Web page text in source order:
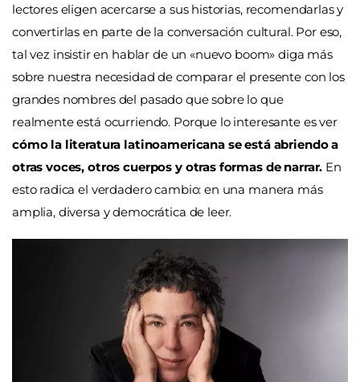
lectores eligen acercarse a sus historias, recomendarlas y
convertirlas en parte de la conversación cultural. Por eso,
tal vez insistir en hablar de un «nuevo boom» diga más
sobre nuestra necesidad de comparar el presente con los
grandes nombres del pasado que sobre lo que
realmente está ocurriendo. Porque lo interesante es ver
cómo la literatura latinoamericana se está abriendo a
otras voces, otros cuerpos y otras formas de narrar. En
esto radica el verdadero cambio: en una manera más
amplia, diversa y democrática de leer.